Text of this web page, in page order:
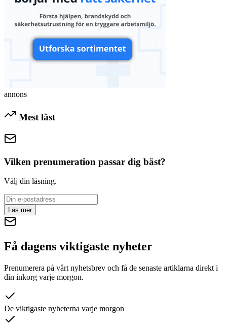
annons
Mest läst
Vilken prenumeration passar dig bäst?
Välj din läsning.
Läs mer
Få dagens viktigaste nyheter
Prenumerera på vårt nyhetsbrev och få de senaste artiklarna direkt i
din inkorg varje morgon.
De viktigaste nyheterna varje morgon